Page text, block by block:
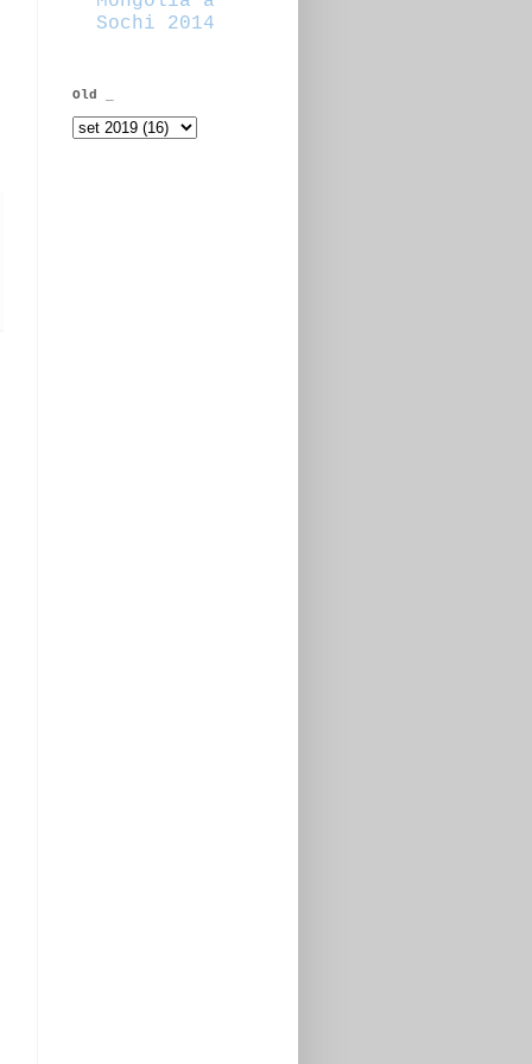
Sochi 2014
Old _